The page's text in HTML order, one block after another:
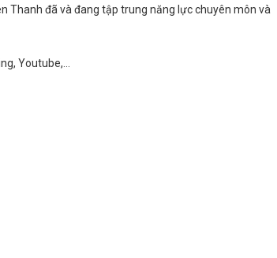
Thanh đã và đang tập trung năng lực chuyên môn và
Youtube,...